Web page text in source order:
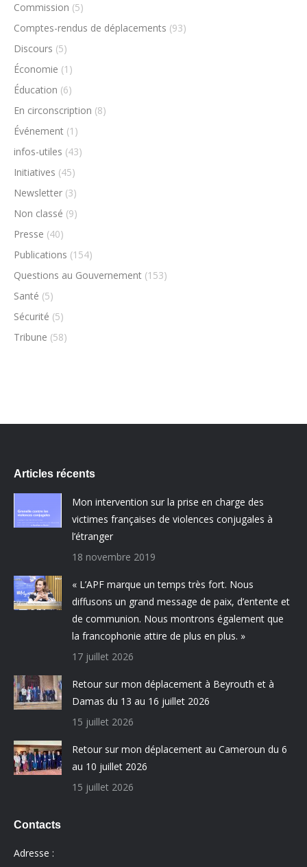
Commission (5)
Comptes-rendus de déplacements (93)
Discours (5)
Économie (1)
Éducation (6)
En circonscription (8)
Événement (1)
infos-utiles (43)
Initiatives (45)
Newsletter (3)
Non classé (9)
Presse (40)
Publications (154)
Questions au Gouvernement (153)
Santé (5)
Sécurité (5)
Tribune (58)
Articles récents
Mon intervention sur la prise en charge des
victimes françaises de violences conjugales à
l’étranger
18 novembre 2019
« L’APF marque un temps très fort. Nous
diffusons un grand message de paix, d’entente et
de communion. Nous montrons également que
la francophonie attire de plus en plus. »
17 juillet 2026
Retour sur mon déplacement à Beyrouth et à
Damas du 13 au 16 juillet 2026
15 juillet 2026
Retour sur mon déplacement au Cameroun du 6
au 10 juillet 2026
15 juillet 2026
Contacts
Adresse :